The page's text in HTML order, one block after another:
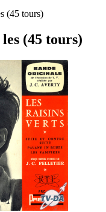
(45 tours)
(45 tours)